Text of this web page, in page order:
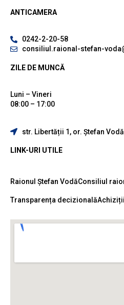
ANTICAMERA
0242-2-20-58
consiliul.raional-stefan-
ZILE DE MUNCĂ
Luni – Vineri
08:00 – 17:00
str. Libertății 1, or. Ștefan
LINK-URI UTILE
Raionul Ștefan VodăConsiliul
Transparența decizională